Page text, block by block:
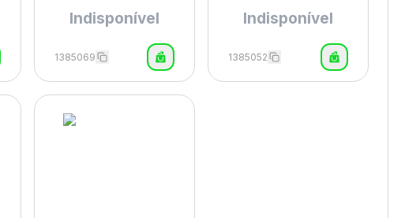
Indisponível
1385069
Indisponível
1385052